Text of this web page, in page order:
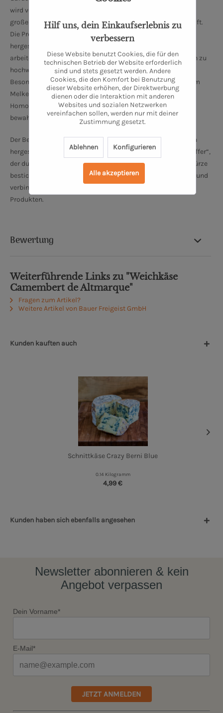
wird von Linda Becker und Tilmann Dreysse geführt und legt
großen Wert auf nachhaltige und ökologische Landwirtschaft.
Die Produkte werden nach strengen Demeter-Richtlinien
hergestellt, was bedeutet, dass sie biologisch-dynamisch
arbeiten. Die Molkerei verarbeitet die eigene Bio-Weidemilch zu
hochwertigen Produkten wie Quark, Joghurt und Käse.
Besonders hervorzuheben ist, dass die Milch direkt nach dem
Melken weiterverarbeitet wird, ohne Pasteurisierung oder
Homogenisierung, um einen natürlichen Geschmack zu
bewahren.
Der Betrieb bietet unter anderem verschiedene handwerklich
hergestellte Käseprodukte, darunter den „DEMETER Brie Pfeffer“,
der durch die Kombination von cremigem Brie und Pfefferwürze
besticht. Bauer Freigeist setzt auf Qualität und Regionalität und
verbindet traditionelle Handwerkskunst mit innovativen
Produkten.
Bewertung
Weiterführende Links zu "Weichkäse
Camembert de Altmarque"
Fragen zum Artikel?
Weitere Artikel von Bauer Freigeist GmbH
Kunden kauften auch
Schnittkäse Crazy Berni Blue
0.14 Kilogramm
4,99 €
Kunden haben sich ebenfalls angesehen
Newsletter abonnieren & kein
Angebot verpassen
Dein Vorname*
E-Mail*
JETZT ANMELDEN
Hilf uns, dein Einkaufserlebnis zu
verbessern
Diese Website benutzt Cookies, die für den
technischen Betrieb der Website erforderlich
sind und stets gesetzt werden. Andere
Cookies, die den Komfort bei Benutzung
dieser Website erhöhen, der Direktwerbung
dienen oder die Interaktion mit anderen
Websites und sozialen Netzwerken
vereinfachen sollen, werden nur mit deiner
Zustimmung gesetzt.
Ablehnen Konfigurieren
Alle akzeptieren